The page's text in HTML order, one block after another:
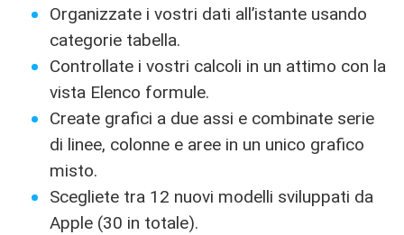
Organizzate i vostri dati all’istante usando
categorie tabella.
Controllate i vostri calcoli in un attimo con la
vista Elenco formule.
Create grafici a due assi e combinate serie
di linee, colonne e aree in un unico grafico
misto.
Scegliete tra 12 nuovi modelli sviluppati da
Apple (30 in totale).